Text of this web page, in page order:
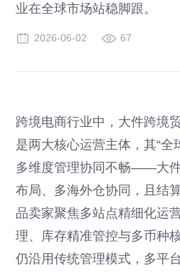
业在全球市场站稳脚跟。
2026-06-02 67
跨境电商行业中，大件跨境
是两大核心运营主体，其“全
多维度管理协同不畅——大
布局、多海外仓协同，且结
品卖家聚焦多站点精细化运
理、库存精准管控与多币种
仍沿用传统管理模式，多平